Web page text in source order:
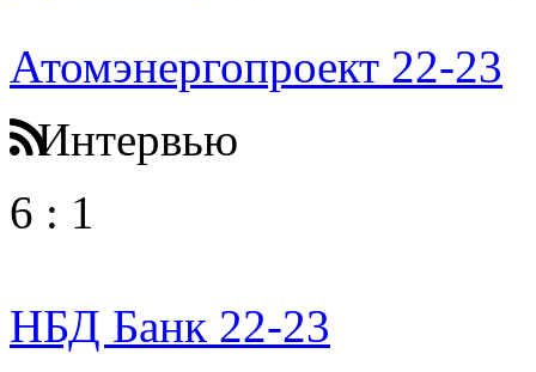
Атомэнергопроект 22-23
Интервью
6 : 1
НБД Банк 22-23